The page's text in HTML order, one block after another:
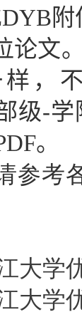
附
论文
，
级-学
。
参考
大学
大学